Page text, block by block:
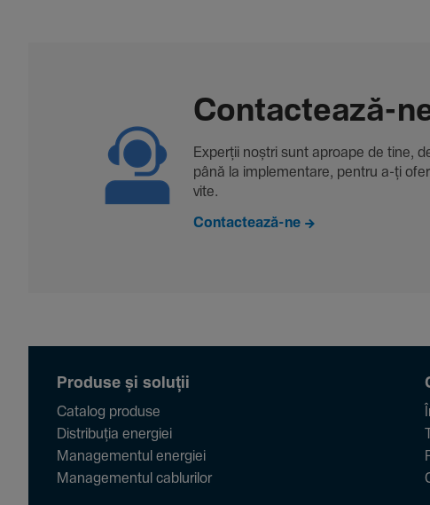
Contac­tează-
Experții noștri sunt aproape de tine,
până la imple­men­tare, pentru a-ți
vite.
Contactează-ne
Produse și soluții
Catalog produse
Distribuția energiei
Managementul energiei
Managementul cablurilor